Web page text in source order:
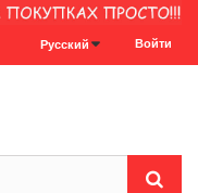
Войти
Русский